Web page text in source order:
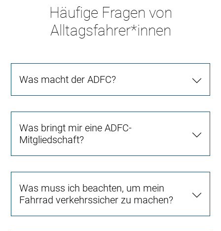
Häufige Fragen von
Alltagsfahrer*innen
Was macht der ADFC?
Was bringt mir eine ADFC-
Mitgliedschaft?
Was muss ich beachten, um mein
Fahrrad verkehrssicher zu machen?